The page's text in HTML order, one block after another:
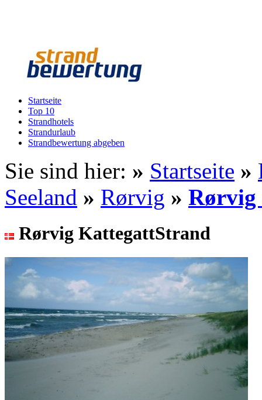
Startseite
Top 10
Strandhotels
Strandurlaub
Strandbewertung abgeben
Sie sind hier: » Startseite »
Seeland » Rørvig » Rørvig
Rørvig KattegattStrand